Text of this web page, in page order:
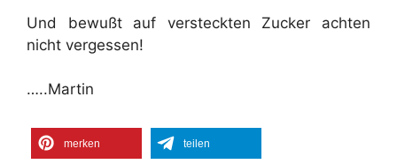
Und bewußt auf versteckten Zucker achten
nicht vergessen!
…..Martin
merken teilen